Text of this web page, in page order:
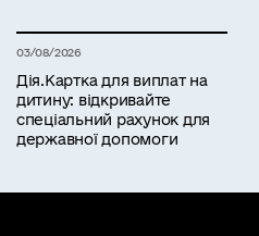
03/08/2026
Дія.Картка для виплат на
дитину: відкривайте
спеціальний рахунок для
державної допомоги